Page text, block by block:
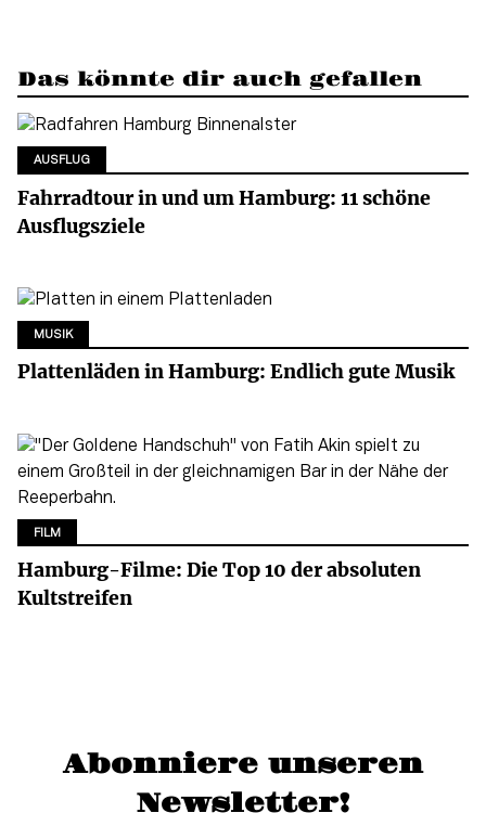
Das könnte dir auch gefallen
AUSFLUG
Fahrradtour in und um Hamburg: 11 schöne
Ausflugsziele
MUSIK
Plattenläden in Hamburg: Endlich gute Musik
FILM
Hamburg-Filme: Die Top 10 der absoluten
Kultstreifen
Abonniere unseren
Newsletter!